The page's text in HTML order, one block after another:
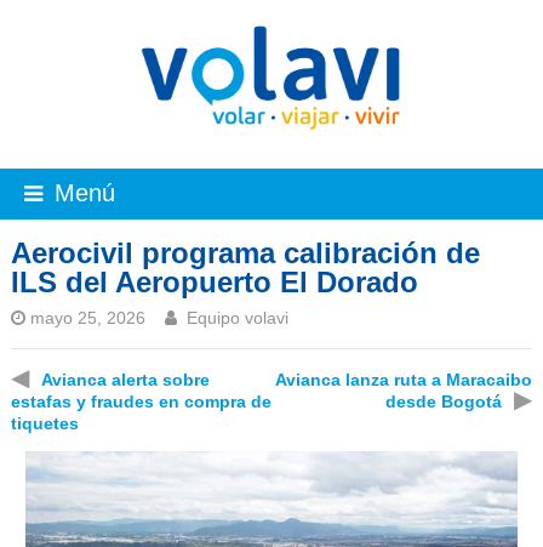
Menú
Aerocivil programa calibración de
ILS del Aeropuerto El Dorado
mayo 25, 2026 Equipo volavi
◀
Avianca alerta sobre
estafas y fraudes en compra de
tiquetes
Avianca lanza ruta a Maracaibo
desde Bogotá
▶